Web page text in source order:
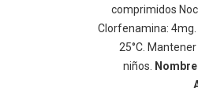
comprimidos
Clorfenamina: 4mg.
25°C.
niños.
Acerca de
Productos
Servicios
Política de